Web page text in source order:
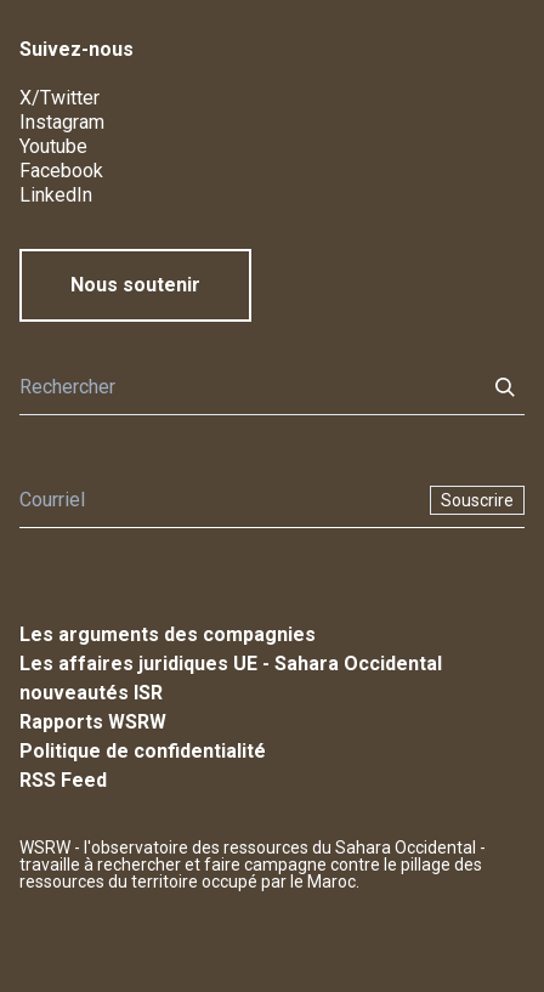
Suivez-nous
X/Twitter
Instagram
Youtube
Facebook
LinkedIn
Nous soutenir
Souscrire
Les arguments des compagnies
Les affaires juridiques UE - Sahara Occidental
nouveautés ISR
Rapports WSRW
Politique de confidentialité
RSS Feed
WSRW - l'observatoire des ressources du Sahara Occidental -
travaille à rechercher et faire campagne contre le pillage des
ressources du territoire occupé par le Maroc.